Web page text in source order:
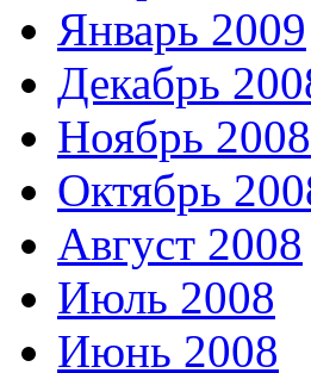
Январь 2009
Декабрь
Ноябрь 2008
Октябрь
Август 2008
Июль 2008
Июнь 2008